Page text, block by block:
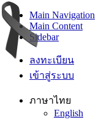
Main Navigation
Main Content
Sidebar
ลงทะเบียน
เข้าสู่ระบบ
ภาษาไทย
English